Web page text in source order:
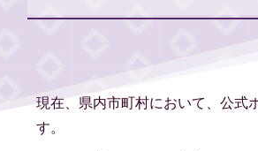
現在、県内市町村において、公式
す。